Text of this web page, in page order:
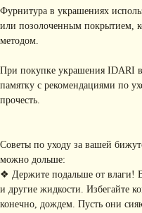
Фурнитура в украшениях
или позолоченным покрытием,
методом.
При покупке украшения IDARI
памятку с рекомендациями по
прочесть.
Советы по уходу за вашей
можно дольше:
❖ Держите подальше от влаги!
и другие жидкости. Избегайте
конечно, дождем. Пусть они
•
по уходу
• Новости
• Упаковка
• Главная
• Каталог
КОНТАКТЫ
РАЗДЕЛЫ
МАГАЗИНА